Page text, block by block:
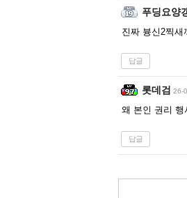
푸딩요양
진짜 븅신2찍새
답글
롯데검 26-
왜 본인 권리 행
답글